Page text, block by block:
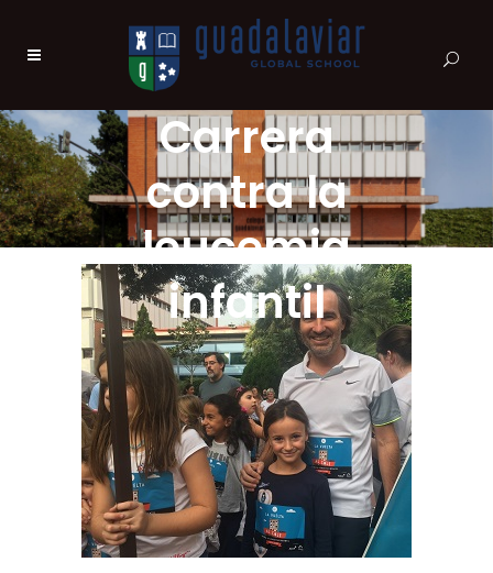
Carrera
contra la
leucemia
infantil